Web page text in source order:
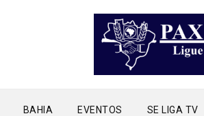
BAHIA EVENTOS SE LIGA TV